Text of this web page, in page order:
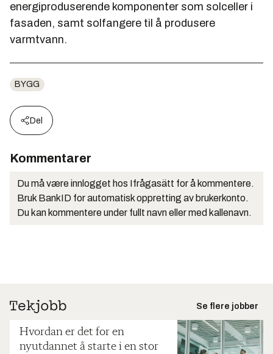
energiproduserende komponenter som solceller i
fasaden, samt solfangere til å produsere
varmtvann.
BYGG
Del
Kommentarer
Du må være innlogget hos Ifrågasätt for å kommentere.
Bruk BankID for automatisk oppretting av brukerkonto.
Du kan kommentere under fullt navn eller med kallenavn.
Se flere jobber
Hvordan er det for en
nyutdannet å starte i en stor